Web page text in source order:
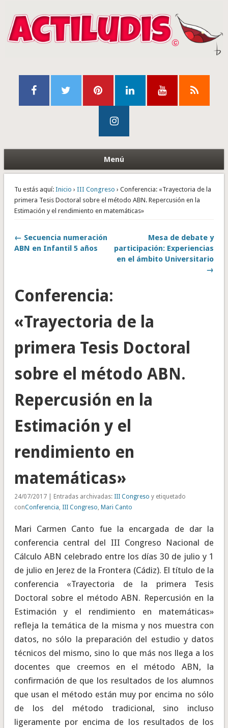
Menú
Tu estás aquí: Inicio › III Congreso › Conferencia: «Trayectoria de la
primera Tesis Doctoral sobre el método ABN. Repercusión en la
Estimación y el rendimiento en matemáticas»
← Secuencia numeración
ABN en Infantil 5 años
Mesa de debate y
participación: Experiencias
en el ámbito Universitario
→
Conferencia:
«Trayectoria de la
primera Tesis Doctoral
sobre el método ABN.
Repercusión en la
Estimación y el
rendimiento en
matemáticas»
24/07/2017 | Entradas archivadas: III Congreso y etiquetado
conConferencia, III Congreso, Mari Canto
Mari Carmen Canto fue la encargada de dar la
conferencia central del III Congreso Nacional de
Cálculo ABN celebrado entre los días 30 de julio y 1
de julio en Jerez de la Frontera (Cádiz). El título de la
conferencia «Trayectoria de la primera Tesis
Doctoral sobre el método ABN. Repercusión en la
Estimación y el rendimiento en matemáticas»
refleja la temática de la misma y nos muestra con
datos, no sólo la preparación del estudio y datos
técnicos del mismo, sino lo que más nos llega a los
docentes que creemos en el método ABN, la
confirmación de que los resultados de los alumnos
que usan el método están muy por encima no sólo
de los del método tradicional, sino incluso
ligeramente por encima de los resultados de los